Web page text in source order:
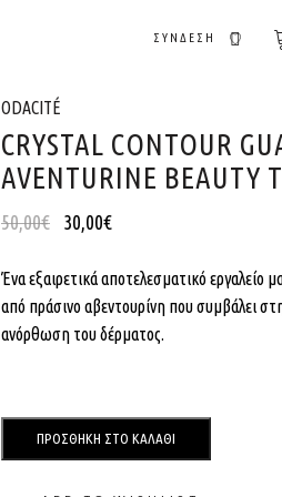
ΣΎΝΔΕΣΗ
ODACITÉ
CRYSTAL CONTOUR
AVENTURINE BEAUTY
50,00€ 30,00€
Ένα εξαιρετικά αποτελεσματικό
από πράσινο αβεντουρίνη που συμβάλει
ανόρθωση του δέρματος.
ΠΡΟΣΘΉΚΗ ΣΤΟ ΚΑΛΆΘΙ